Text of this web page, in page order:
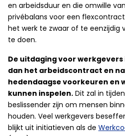
en arbeidsduur en die omwille
privébalans voor een
het werk te zwaar of te eenzijdig
te doen.
De uitdaging voor
dan het arbeidscontract en
hedendaagse voorkeuren en
kunnen inspelen. Dit zal in
beslissender zijn om mensen
houden. Veel werkgevers
blijkt uit initiatieven als de